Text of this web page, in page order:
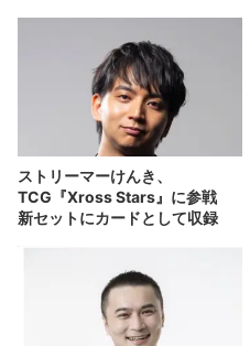
ストリーマーけんき、
TCG『Xross Stars』に参戦
新セットにカードとして収録